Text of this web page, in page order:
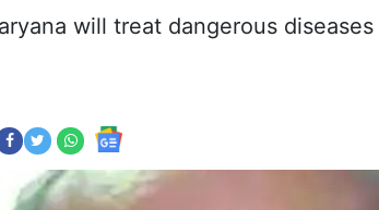
will treat dangerous